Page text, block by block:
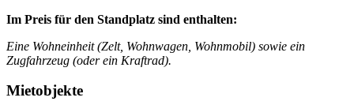
Im Preis für den Standplatz sind enthalten:
Eine Wohneinheit (Zelt, Wohnwagen, Wohnmobil) sowie ein
Zugfahrzeug (oder ein Kraftrad).
Mietobjekte